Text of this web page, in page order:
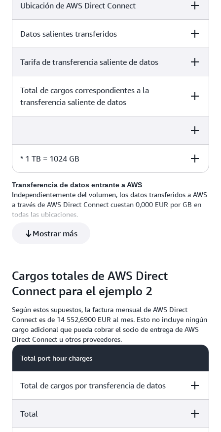
Ubicación de AWS Direct Connect
Datos salientes transferidos
409 600 GB*
Tarifa de transferencia saliente de datos
Total de cargos correspondientes a la
transferencia saliente de datos
400 TB × 1024 GB / TB × 0,0197 EUR por GB
* 1 TB = 1024 GB
Transferencia de datos entrante a AWS
Independientemente del volumen, los datos transferidos a AWS
a través de AWS Direct Connect cuestan 0,000 EUR por GB en
todas las ubicaciones.
Mostrar más
Cargos totales de AWS Direct
Connect para el ejemplo 2
Según estos supuestos, la factura mensual de AWS Direct
Connect es de 14 552,6900 EUR al mes. Esto no incluye ningún
cargo adicional que pueda cobrar el socio de entrega de AWS
Direct Connect u otros proveedores.
Total port hour charges
Total de cargos por transferencia de datos
€6,570.00 USD per month
Total